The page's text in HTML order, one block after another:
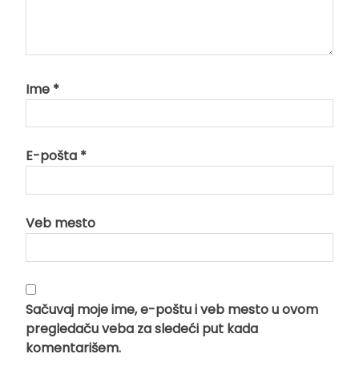
Ime *
E-pošta *
Veb mesto
Sačuvaj moje ime, e-poštu i veb mesto u ovom
pregledaču veba za sledeći put kada
komentarišem.